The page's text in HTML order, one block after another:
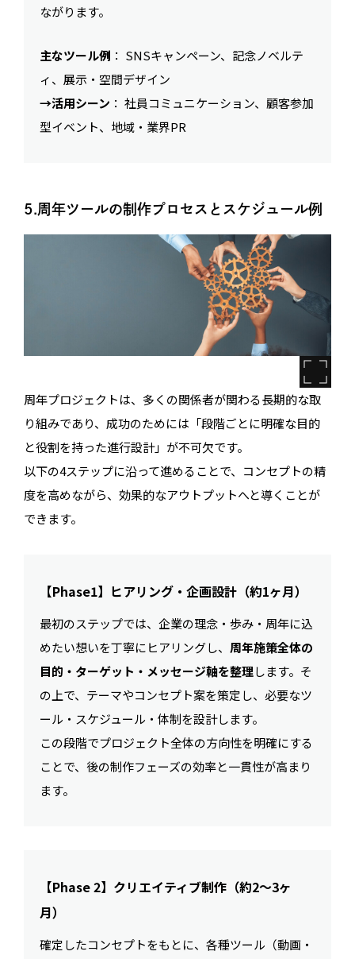
ながります。
主なツール例 ： SNSキャンペーン、記念ノベルテ
ィ、展示・空間デザイン
→活用シーン ： 社員コミュニケーション、顧客参加
型イベント、地域・業界PR
5.周年ツールの制作プロセスとスケジュール例
周年プロジェクトは、多くの関係者が関わる長期的な取
り組みであり、成功のためには「段階ごとに明確な目的
と役割を持った進行設計」が不可欠です。
以下の4ステップに沿って進めることで、コンセプトの精
度を高めながら、効果的なアウトプットへと導くことが
できます。
【Phase1】ヒアリング・企画設計（約1ヶ月）
最初のステップでは、企業の理念・歩み・周年に込
めたい想いを丁寧にヒアリングし、 周年施策全体の
目的・ターゲット・メッセージ軸を整理します。そ
の上で、テーマやコンセプト案を策定し、必要なツ
ール・スケジュール・体制を設計します。
この段階でプロジェクト全体の方向性を明確にする
ことで、後の制作フェーズの効率と一貫性が高まり
ます。
【Phase 2】クリエイティブ制作（約2〜3ヶ
月）
確定したコンセプトをもとに、各種ツール（動画・